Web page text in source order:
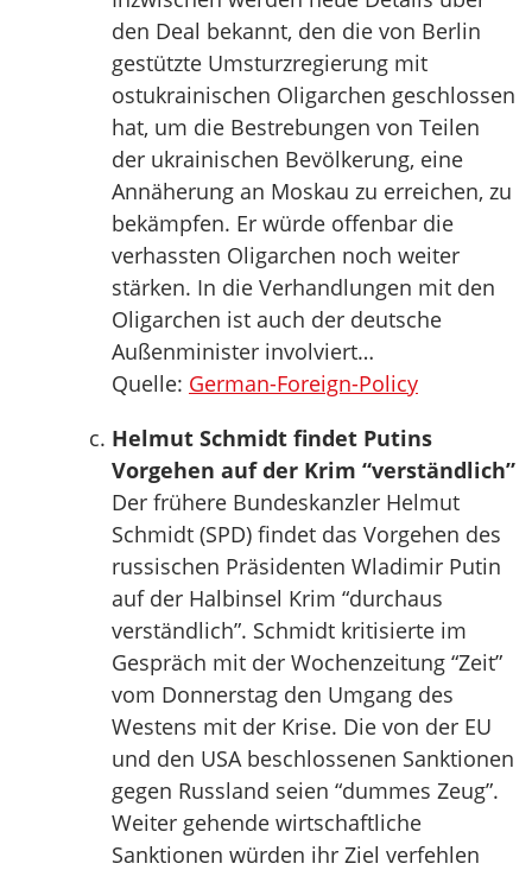
den Deal bekannt, den die von Berlin
gestützte Umsturzregierung mit
ostukrainischen Oligarchen geschlossen
hat, um die Bestrebungen von Teilen
der ukrainischen Bevölkerung, eine
Annäherung an Moskau zu erreichen, zu
bekämpfen. Er würde offenbar die
verhassten Oligarchen noch weiter
stärken. In die Verhandlungen mit den
Oligarchen ist auch der deutsche
Außenminister involviert…
Quelle: German-Foreign-Policy
Helmut Schmidt findet Putins
Vorgehen auf der Krim “verständlich”
Der frühere Bundeskanzler Helmut
Schmidt (SPD) findet das Vorgehen des
russischen Präsidenten Wladimir Putin
auf der Halbinsel Krim “durchaus
verständlich”. Schmidt kritisierte im
Gespräch mit der Wochenzeitung “Zeit”
vom Donnerstag den Umgang des
Westens mit der Krise. Die von der EU
und den USA beschlossenen Sanktionen
gegen Russland seien “dummes Zeug”.
Weiter gehende wirtschaftliche
Sanktionen würden ihr Ziel verfehlen